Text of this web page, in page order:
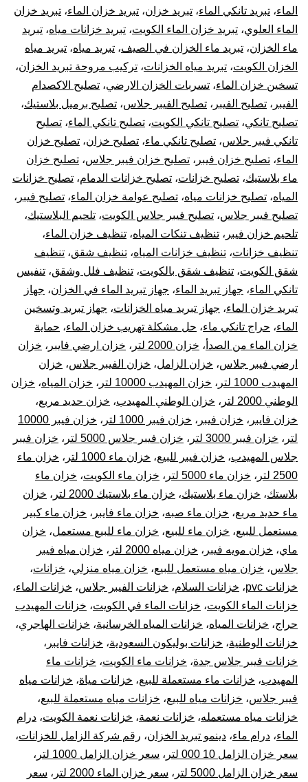
الماء، تبريد تانكي الماء، تبريد خزان، تبريد خزان الماء، تبريد خزان
الماء العلوي، تبريد خزان الماء الكويت، تبريد خزانات مياه، تبريد
ماء الخزان، تبريد ماء الخزان في الصيف، تبريد مياه، تبريد مياه
الخزان الكويت، تبريد مياه الخزانات، تركيب مروحة تبريد الخزان،
تسخين خزان الماء، تسربات الخزان الارضي، تصليح الاكصدام
الفيبر ، تصليح الفيبر ، تصليح الفيبر جلاس، تصليح برميل بلاستيك،
تصليح تانكي، تصليح تانكي الكويت، تصليح تانكي الماء، تصليح
تانكي فيبر جلاس، تصليح تانكي ماء، تصليح خزان، تصليح خزان
الماء، تصليح خزان فيبر ، تصليح خزان فيبر جلاس، تصليح خزان
ماء بلاستيك، تصليح خزانات، تصليح خزانات الدمام، تصليح خزانات
المياه، تصليح خزانات مياه، تصليح عوامة خزان الماء، تصليح فيبر ،
تصليح فيبر جلاس، تصليح فيبر جلاس الكويت، تلحيم البلاستيك،
تلحيم خزان فيبر ، تنظيف تنكات المياه، تنظيف خزان الماء،
تنظيف خزانات، تنظيف خزانات المياه، تنظيف شقق، تنظيف
شقق الكويت، تنظيف شقق بالكويت، تنظيف فلل وشقق، تنفيس
تانكي الماء، جهاز تبريد الماء، جهاز تبريد الماء في الخزان، جهاز
تبريد خزان الماء، جهاز تبريد مياه الخزانات، جهاز تبريد وتسخين
الماء، حراج تانكي ماء، حل مشكلة تهريب خزان الماء، حماية
خزان الماء من الصدأ ، خزان 2000 لتر ، خزان ارضي فايبر ، خزان
ارضي فيبر جلاس، خزان الزامل، خزان الفيبر جلاس، خزان
المهيدب 1000 لتر
، خزان المهيدب 10000 لتر ، خزان المياه، خزان
الوطني 2000 لتر
، خزان الوطني المهيدب، خزان حديد مربع،
خزان فايبر ، خزان فيبر ، خزان فيبر 1000 لتر ،
خزان فيبر 10000
لتر ، خزان فيبر 3000 لتر ، خزان فيبر جلاس 5000 لتر ، خزان فيبر
جلاس المهيدب، خزان فيبر للبيع، خزان ماء 1000 لتر ، خزان ماء
2500 لتر
، خزان ماء 5000 لتر ، خزان ماء الكويت، خزان ماء
بلاستك، خزان ماء بلاستيك، خزان ماء بلاستيك 2000 لتر ، خزان
ماء حديد مربع، خزان ماء صبه، خزان ماء فايبر ، خزان ماء كبير
مستعمل للبيع، خزان ماء للبيع، خزان ماء للبيع مستعمل، خزان
ماي، خزان مويه فيبر ، خزان مياه 2000 لتر ، خزان مياه فيبر
جلاس، خزان مياه مستعمل للبيع، خزان مياه منزلي، خزانات،
خزانات pvc
، خزانات السلام، خزانات الفيبر جلاس، خزانات الماء،
خزانات الماء الكويت، خزانات الماء في الكويت، خزانات المهيدب
حراج، خزانات المياه، خزانات المياه الخرسانية، خزانات الهاجري،
خزانات الوطنية، خزانات بوليكون السعودية، خزانات فايبر ،
خزانات فيبر جلاس جدة، خزانات ماء الكويت، خزانات ماء
المهيدب، خزانات ماء مستعملة للبيع، خزانات مياة، خزانات مياه
فيبر جلاس، خزانات مياه للبيع، خزانات مياه مستعملة للبيع،
خزانات مياه مستعمله، خزانات نعمة، خزانات نعمة الكويت، درام
الماء، درام ماء، دينمو تبريد الخزان، رقم شركة الزامل للخزانات،
سعر خزان الزامل 10 000 لتر
، سعر خزان الزامل 1000 لتر
،
سعر خزان الزامل 5000 لتر
، سعر خزان الماء 2000 لتر ، سعر